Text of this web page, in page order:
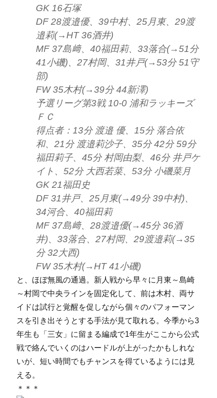
GK 16石塚
DF 28渡邉優、39中村、25月東、29渡
邉莉(→HT 36酒井)
MF 37島﨑、40福田莉、33落合(→51分
41小磯)、27村岡、31井戸(→53分 51守
部)
FW 35木村(→39分 44新澤)
予選リーグ第3戦 10-0 浦和ラッキーズ
ＦＣ
得点者：13分 渡邉 優、15分 落合依
和、21分 渡邉莉沙子、35分 42分 59分
福田莉子、45分 村岡由梨、46分 井戸ケ
イト、52分 大西若菜、53分 小磯菜月
GK 21福田史
DF 31井戸、25月東(→49分 39中村)、
34河合、40福田莉
MF 37島﨑、28渡邉優(→45分 36酒
井)、33落合、27村岡、29渡邉莉(→35
分 32大西)
FW 35木村(→HT 41小磯)
と、ほぼ無風の通過。新人戦から早々に月東～島崎
～村岡で中央ラインを固定化して、前は木村、両サ
イドは試行と覚醒を促しながら個々のパフォーマン
スを引き出そうとする手法が見て取れる。今季から3
年生も「三女」に留まる編成で1年生がここから公式
戦で絡んでいくのはハードルが上がったかもしれな
いが、短い時間でもチャンスを得ているようには見
える。
＊＊＊